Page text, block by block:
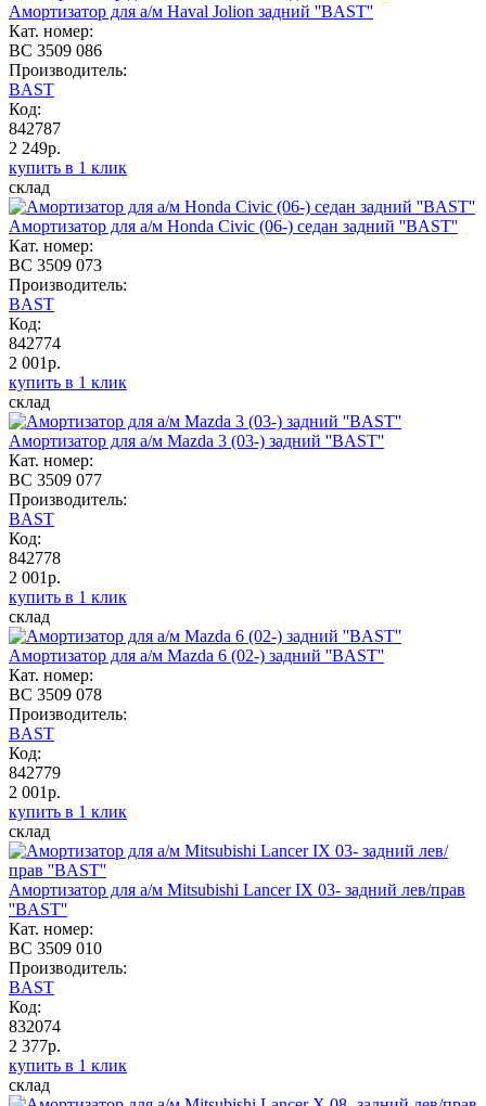
Амортизатор для а/м Haval Jolion задний ''BAST''
Кат. номер:
BC 3509 086
Производитель:
BAST
Код:
842787
2 249р.
купить в 1 клик
склад
Амортизатор для а/м Honda Civic (06-) седан задний ''BAST''
Кат. номер:
BC 3509 073
Производитель:
BAST
Код:
842774
2 001р.
купить в 1 клик
склад
Амортизатор для а/м Mazda 3 (03-) задний ''BAST''
Кат. номер:
BC 3509 077
Производитель:
BAST
Код:
842778
2 001р.
купить в 1 клик
склад
Амортизатор для а/м Mazda 6 (02-) задний ''BAST''
Кат. номер:
BC 3509 078
Производитель:
BAST
Код:
842779
2 001р.
купить в 1 клик
склад
Амортизатор для а/м Mitsubishi Lancer IX 03- задний лев/прав
''BAST''
Кат. номер:
BC 3509 010
Производитель:
BAST
Код:
832074
2 377р.
купить в 1 клик
склад